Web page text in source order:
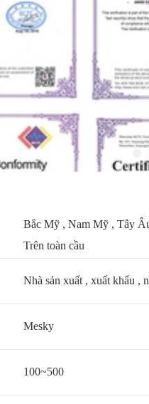
Bắc Mỹ , Nam Mỹ , Tây
Trên toàn cầu
Nhà sản xuất , xuất khẩu ,
Mesky
100~500